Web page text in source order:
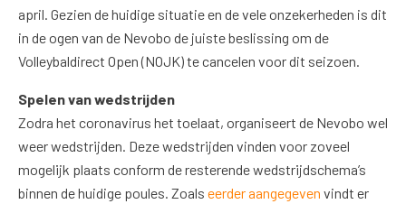
april. Gezien de huidige situatie en de vele onzekerheden is dit
in de ogen van de Nevobo de juiste beslissing om de
Volleybaldirect Open (NOJK) te cancelen voor dit seizoen.
Spelen van wedstrijden
Zodra het coronavirus het toelaat, organiseert de Nevobo wel
weer wedstrijden. Deze wedstrijden vinden voor zoveel
mogelijk plaats conform de resterende wedstrijdschema’s
binnen de huidige poules. Zoals eerder aangegeven vindt er